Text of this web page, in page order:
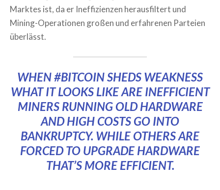
Marktes ist, da er Ineffizienzen herausfiltert und
Mining-Operationen großen und erfahrenen Parteien
überlässt.
WHEN#BITCOINSHEDS WEAKNESS
WHAT IT LOOKS LIKE ARE INEFFICIENT
MINERS RUNNING OLD HARDWARE
AND HIGH COSTS GO INTO
BANKRUPTCY. WHILE OTHERS ARE
FORCED TO UPGRADE HARDWARE
THAT’S MORE EFFICIENT.